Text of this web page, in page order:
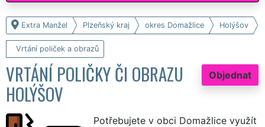
Extra Manžel Plzeňský kraj okres Domažlice Holýšov
Vrtání poliček a obrazů
Objednat
VRTÁNÍ POLIČKY ČI OBRAZU
HOLÝŠOV
Potřebujete v obci Domažlice využít